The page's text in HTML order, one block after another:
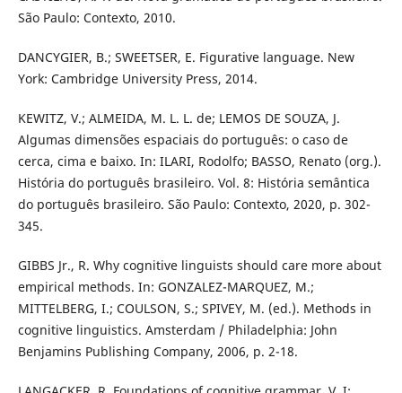
São Paulo: Contexto, 2010.
DANCYGIER, B.; SWEETSER, E. Figurative language. New
York: Cambridge University Press, 2014.
KEWITZ, V.; ALMEIDA, M. L. L. de; LEMOS DE SOUZA, J.
Algumas dimensões espaciais do português: o caso de
cerca, cima e baixo. In: ILARI, Rodolfo; BASSO, Renato (org.).
História do português brasileiro. Vol. 8: História semântica
do português brasileiro. São Paulo: Contexto, 2020, p. 302-
345.
GIBBS Jr., R. Why cognitive linguists should care more about
empirical methods. In: GONZALEZ-MARQUEZ, M.;
MITTELBERG, I.; COULSON, S.; SPIVEY, M. (ed.). Methods in
cognitive linguistics. Amsterdam / Philadelphia: John
Benjamins Publishing Company, 2006, p. 2-18.